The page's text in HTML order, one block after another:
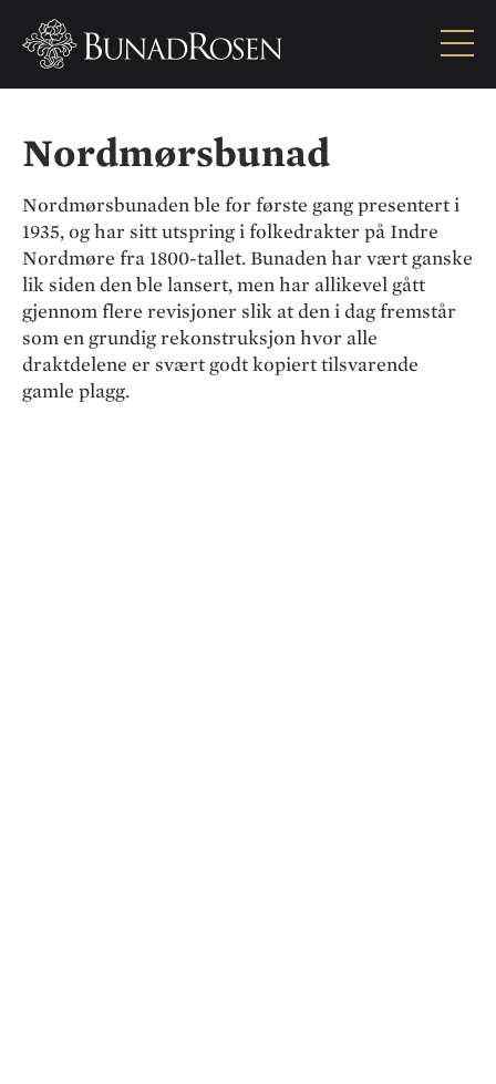
Nordmørsbunad
Nordmørsbunaden ble for første gang presentert i
1935, og har sitt utspring i folkedrakter på Indre
Nordmøre fra 1800-tallet. Bunaden har vært ganske
lik siden den ble lansert, men har allikevel gått
gjennom flere revisjoner slik at den i dag fremstår
som en grundig rekonstruksjon hvor alle
draktdelene er svært godt kopiert tilsvarende
gamle plagg.